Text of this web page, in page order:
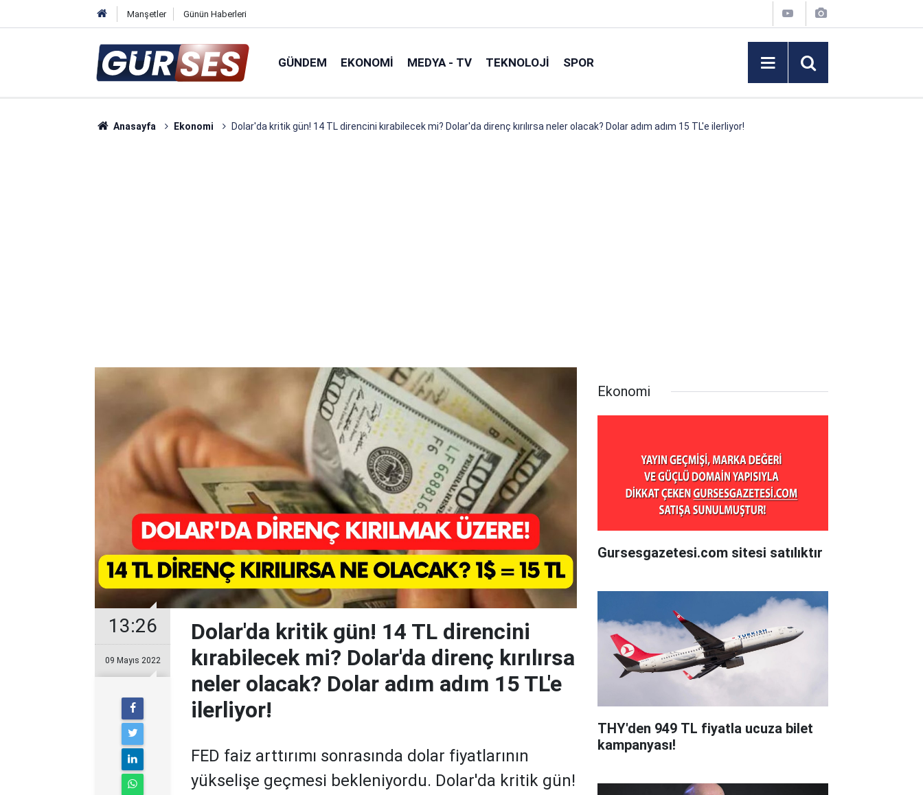
Manşetler Günün Haberleri
GÜNDEM EKONOMI MEDYA - TV TEKNOLOJI SPOR
Anasayfa Ekonomi Dolar'da kritik gün! 14 TL direncini kırabilecek mi? Dolar'da direnç kırılırsa neler olacak? Dolar adım adım 15 TL'e ilerliyor!
13:26
09 Mayıs 2022
Dolar'da kritik gün! 14 TL direncini
kırabilecek mi? Dolar'da direnç kırılırsa
neler olacak? Dolar adım adım 15 TL'e
ilerliyor!
FED faiz arttırımı sonrasında dolar fiyatlarının
yükselişe geçmesi bekleniyordu. Dolar'da kritik gün!
Ekonomi
Gursesgazetesi.com sitesi satılıktır
THY'den 949 TL fiyatla ucuza bilet
kampanyası!